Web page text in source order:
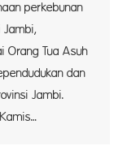
perkebunan
Jambi,
Orang Tua Asuh
dan
Jambi.